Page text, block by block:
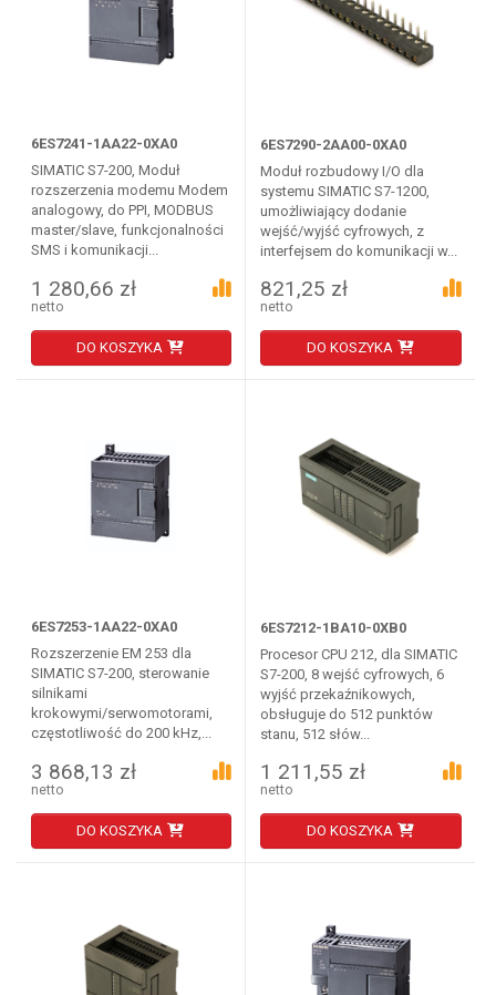
6ES7241-1AA22-0XA0
SIMATIC S7-200, Moduł
rozszerzenia modemu Modem
analogowy, do PPI, MODBUS
master/slave, funkcjonalności
SMS i komunikacji...
1 280,66 zł
netto
DO KOSZYKA
6ES7290-2AA00-0XA0
Moduł rozbudowy I/O dla
systemu SIMATIC S7-1200,
umożliwiający dodanie
wejść/wyjść cyfrowych, z
interfejsem do komunikacji w...
821,25 zł
netto
DO KOSZYKA
6ES7253-1AA22-0XA0
Rozszerzenie EM 253 dla
SIMATIC S7-200, sterowanie
silnikami
krokowymi/serwomotorami,
częstotliwość do 200 kHz,...
3 868,13 zł
netto
DO KOSZYKA
6ES7212-1BA10-0XB0
Procesor CPU 212, dla SIMATIC
S7-200, 8 wejść cyfrowych, 6
wyjść przekaźnikowych,
obsługuje do 512 punktów
stanu, 512 słów...
1 211,55 zł
netto
DO KOSZYKA